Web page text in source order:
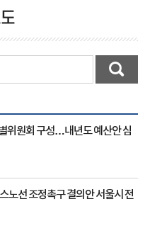
위원회 구성…내년도 예산안 심
노선 조정촉구 결의안 서울시 전